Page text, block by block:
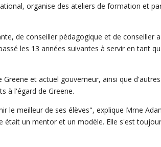
organise des ateliers de formation et
de conseiller pédagogique et de conseiller
les 13 années suivantes à servir en tant
Greene et actuel gouverneur, ainsi que
à l'égard de Greene.
le meilleur de ses élèves", explique Mme
était un mentor et un modèle. Elle s'est